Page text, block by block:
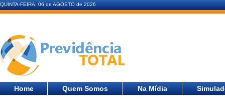
QUINTA-FEIRA, 06 de AGOSTO de 2026
Home Quem Somos Na Mídia